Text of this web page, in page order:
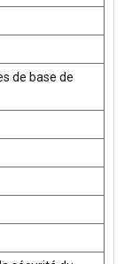
de base de